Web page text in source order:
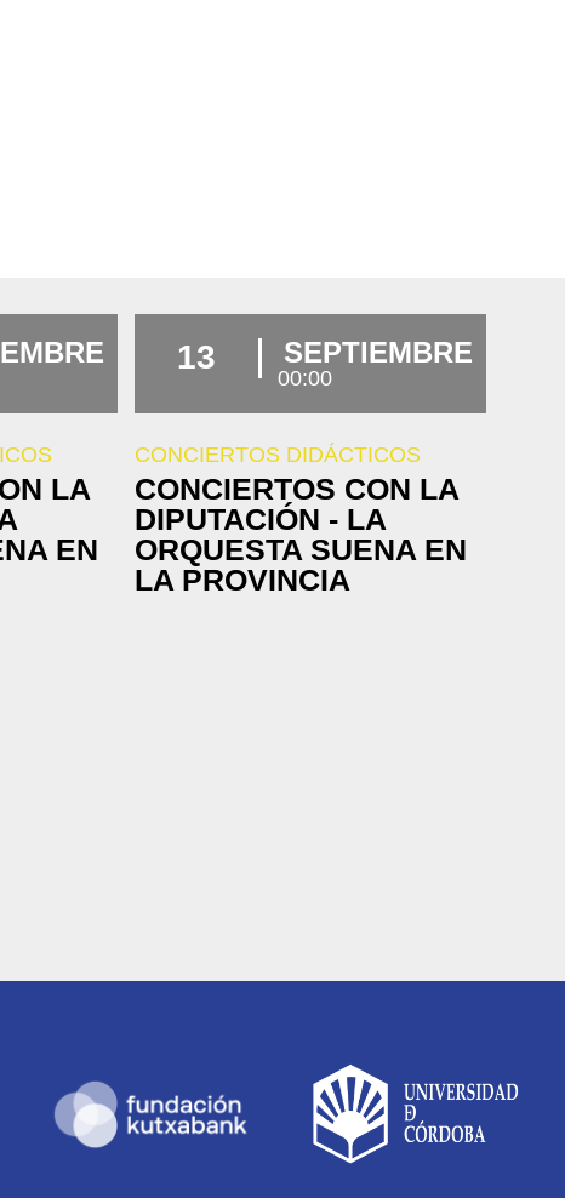
LA
EN
13 SEPTIEMBRE
00:00
CONCIERTOS DIDÁCTICOS
CONCIERTOS CON LA
DIPUTACIÓN - LA
ORQUESTA SUENA EN
LA PROVINCIA